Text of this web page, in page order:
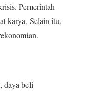
Pemerintah
karya. Selain itu,
daya beli